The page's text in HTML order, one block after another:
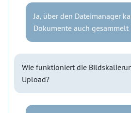
Ja, über den Dateimanager
Dokumente auch
Wie funktioniert die
Upload?